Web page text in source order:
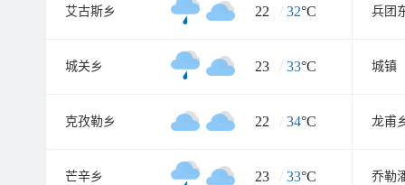
艾古斯乡 22 / 32°C 兵团
城关乡 23 / 33°C 城镇
克孜勒乡 22 / 34°C 龙甫
芒辛乡 23 / 33°C 乔勒